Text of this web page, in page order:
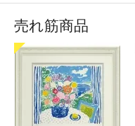
売れ筋商品